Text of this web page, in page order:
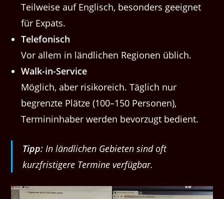
Teilweise auf Englisch, besonders geeignet
für Expats.
Telefonisch
Vor allem in ländlichen Regionen üblich.
Walk-in-Service
Möglich, aber risikoreich. Täglich nur
begrenzte Plätze (100–150 Personen),
Termininhaber werden bevorzugt bedient.
Tipp: In ländlichen Gebieten sind oft
kurzfristigere Termine verfügbar.